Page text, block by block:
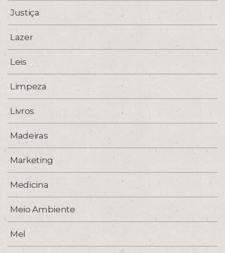
Justiça
Lazer
Leis
Limpeza
Livros
Madeiras
Marketing
Medicina
Meio Ambiente
Mel